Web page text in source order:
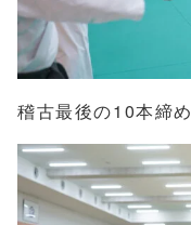
稽古最後の10本締め